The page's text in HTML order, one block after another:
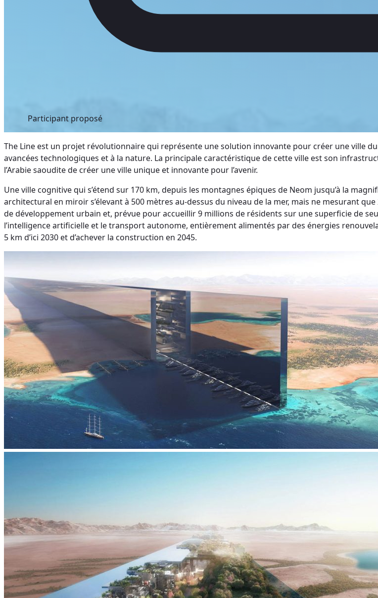
Participant proposé
The Line est un projet révolutionnaire qui représente une solution innovante pour créer une ville
avancées technologiques et à la nature. La principale caractéristique de cette ville est son
l’Arabie saoudite de créer une ville unique et innovante pour l’avenir.
Une ville cognitive qui s’étend sur 170 km, depuis les montagnes épiques de Neom jusqu’à la
architectural en miroir s’élevant à 500 mètres au-dessus du niveau de la mer, mais ne mesurant
de développement urbain et, prévue pour accueillir 9 millions de résidents sur une superficie de
l’intelligence artificielle et le transport autonome, entièrement alimentés par des énergies
5 km d’ici 2030 et d’achever la construction en 2045.